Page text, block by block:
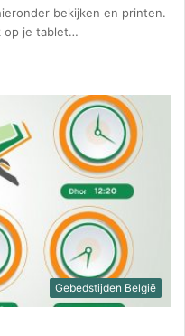
bekijken en printen.
op je tablet…
Gebedstijden België